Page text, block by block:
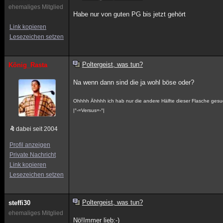
ehemaliges Mitglied
Link kopieren
Lesezeichen setzen
Habe nur von guten PG bis jetzt gehört
König_Rasta
dabei seit 2004
Profil anzeigen
Private Nachricht
Link kopieren
Lesezeichen setzen
Poltergeist, was tun?
Na wenn dann sind die ja wohl böse oder?
Ohhhh Ähhhh ich hab nur die andere Hälfte dieser Flasche
|°-=Versus=-°|
steffi30
ehemaliges Mitglied
Poltergeist, was tun?
Nö!Immer lieb:-)